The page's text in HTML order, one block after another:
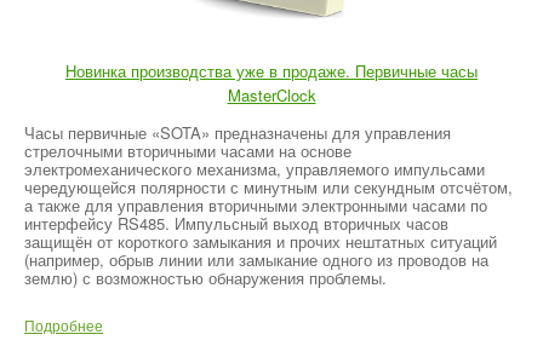
Новинка производства уже в продаже. Первичные часы
MasterClock
Часы первичные «SOTA» предназначены для управления
стрелочными вторичными часами на основе
электромеханического механизма, управляемого импульсами
чередующейся полярности с минутным или секундным отсчётом,
а также для управления вторичными электронными часами по
интерфейсу RS485. Импульсный выход вторичных часов
защищён от короткого замыкания и прочих нештатных ситуаций
(например, обрыв линии или замыкание одного из проводов на
землю) с возможностью обнаружения проблемы.
Подробнее